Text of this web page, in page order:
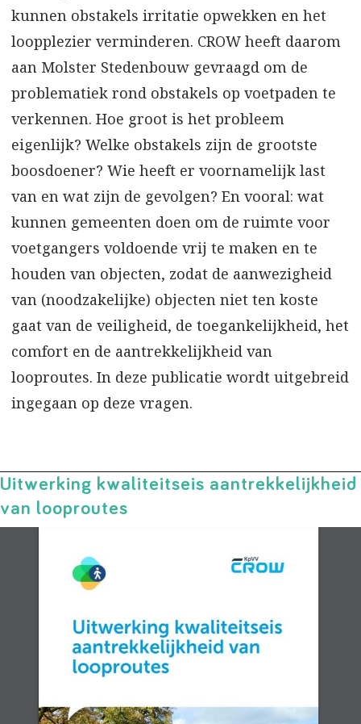
kunnen obstakels irritatie opwekken en het
loopplezier verminderen. CROW heeft daarom
aan Molster Stedenbouw gevraagd om de
problematiek rond obstakels op voetpaden te
verkennen. Hoe groot is het probleem
eigenlijk? Welke obstakels zijn de grootste
boosdoener? Wie heeft er voornamelijk last
van en wat zijn de gevolgen? En vooral: wat
kunnen gemeenten doen om de ruimte voor
voetgangers voldoende vrij te maken en te
houden van objecten, zodat de aanwezigheid
van (noodzakelijke) objecten niet ten koste
gaat van de veiligheid, de toegankelijkheid, het
comfort en de aantrekkelijkheid van
looproutes. In deze publicatie wordt uitgebreid
ingegaan op deze vragen.
Uitwerking kwaliteitseis aantrekkelijkheid
van looproutes